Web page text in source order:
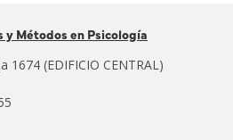
Métodos en Psicología
1674 (EDIFICIO CENTRAL)